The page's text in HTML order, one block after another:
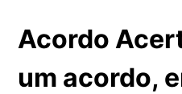
Acordo
um acordo,